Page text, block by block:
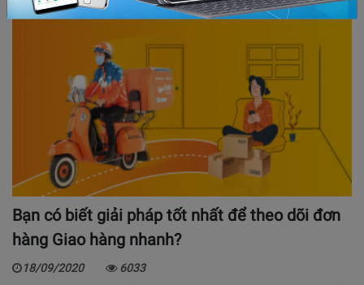
Bạn có biết giải pháp tốt nhất để theo dõi đơn
hàng Giao hàng nhanh?
18/09/2020 6033